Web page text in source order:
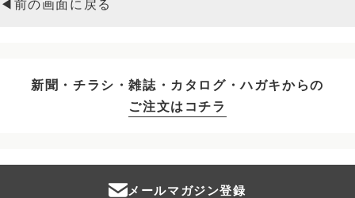
◀前の画面に戻る
新聞・チラシ・雑誌・カタログ・ハガキからの
ご注文はコチラ
メールマガジン登録